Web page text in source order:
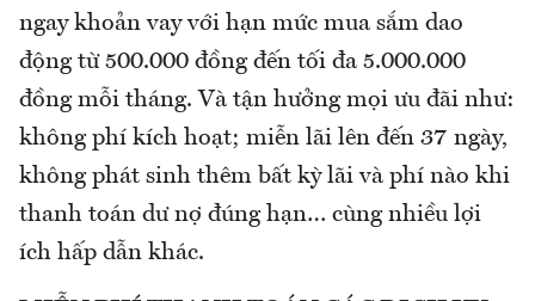
ngay khoản vay với hạn mức mua sắm dao
động từ 500.000 đồng đến tối đa 5.000.000
đồng mỗi tháng. Và tận hưởng mọi ưu đãi như:
không phí kích hoạt; miễn lãi lên đến 37 ngày,
không phát sinh thêm bất kỳ lãi và phí nào khi
thanh toán dư nợ đúng hạn… cùng nhiều lợi
ích hấp dẫn khác.